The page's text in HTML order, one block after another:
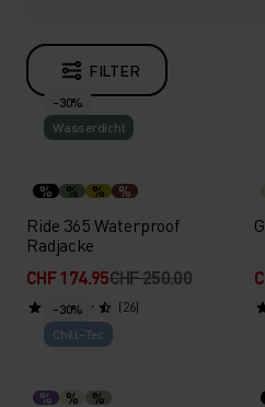
FILTER
-30%
Wasserdicht
% % % %
Ride 365 Waterproof
Radjacke
CHF 174.95CHF 250.00
(26)
-30%
Chill-Tec
% % %